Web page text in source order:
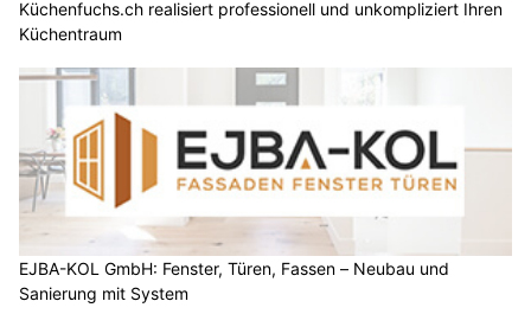
Küchenfuchs.ch realisiert professionell und unkompliziert Ihren
Küchentraum
EJBA-KOL GmbH: Fenster, Türen, Fassen – Neubau und
Sanierung mit System